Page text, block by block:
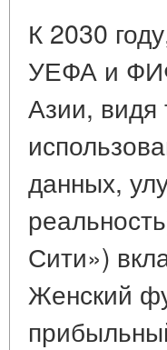
К 2030
УЕФА и
Азии, видя
данных,
Сити»)
Женский